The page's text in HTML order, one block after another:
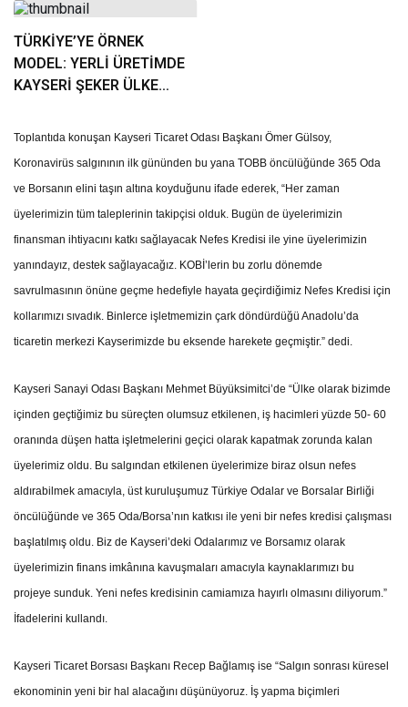
TÜRKİYE’YE ÖRNEK
MODEL: YERLİ ÜRETİMDE
KAYSERİ ŞEKER ÜLKE
Toplantıda konuşan Kayseri Ticaret Odası Başkanı Ömer Gülsoy,
Koronavirüs salgınının ilk gününden bu yana TOBB öncülüğünde 365 Oda
ve Borsanın elini taşın altına koyduğunu ifade ederek, “Her zaman
üyelerimizin tüm taleplerinin takipçisi olduk. Bugün de üyelerimizin
finansman ihtiyacını katkı sağlayacak Nefes Kredisi ile yine üyelerimizin
yanındayız, destek sağlayacağız. KOBİ’lerin bu zorlu dönemde
savrulmasının önüne geçme hedefiyle hayata geçirdiğimiz Nefes Kredisi için
kollarımızı sıvadık. Binlerce işletmemizin çark döndürdüğü Anadolu’da
ticaretin merkezi Kayserimizde bu eksende harekete geçmiştir.” dedi.
Kayseri Sanayi Odası Başkanı Mehmet Büyüksimitci’de “Ülke olarak bizimde
içinden geçtiğimiz bu süreçten olumsuz etkilenen, iş hacimleri yüzde 50- 60
oranında düşen hatta işletmelerini geçici olarak kapatmak zorunda kalan
üyelerimiz oldu. Bu salgından etkilenen üyelerimize biraz olsun nefes
aldırabilmek amacıyla, üst kuruluşumuz Türkiye Odalar ve Borsalar Birliği
öncülüğünde ve 365 Oda/Borsa’nın katkısı ile yeni bir nefes kredisi çalışması
başlatılmış oldu. Biz de Kayseri’deki Odalarımız ve Borsamız olarak
üyelerimizin finans imkânına kavuşmaları amacıyla kaynaklarımızı bu
projeye sunduk. Yeni nefes kredisinin camiamıza hayırlı olmasını diliyorum.”
İfadelerini kullandı.
Kayseri Ticaret Borsası Başkanı Recep Bağlamış ise “Salgın sonrası küresel
ekonominin yeni bir hal alacağını düşünüyoruz. İş yapma biçimleri